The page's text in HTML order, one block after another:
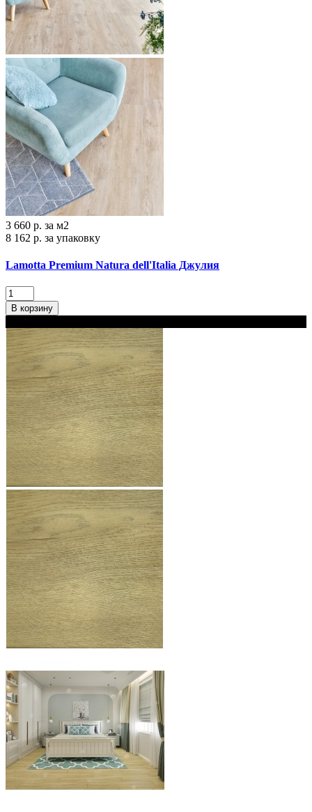
3 660 р. за м2
8 162 р. за упаковку
Lamotta Premium Natura dell'Italia Джулия
В корзину